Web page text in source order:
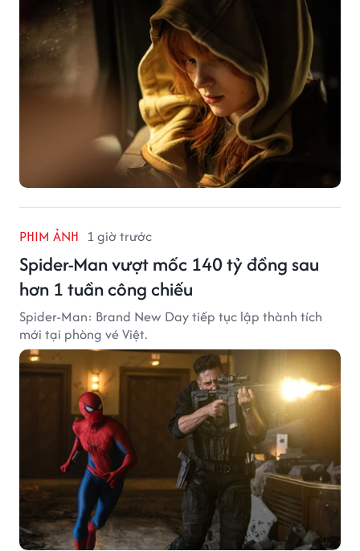
PHIM ẢNH 1 giờ trước
Spider-Man vượt mốc 140 tỷ đồng sau
hơn 1 tuần công chiếu
Spider-Man: Brand New Day tiếp tục lập thành tích
mới tại phòng vé Việt.